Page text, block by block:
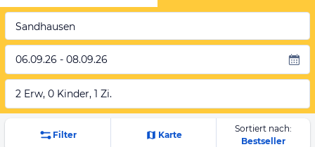
Sandhausen
06.09.26 - 08.09.26
2 Erw, 0 Kinder, 1 Zi.
Filter Karte
Sortiert nach:
Bestseller